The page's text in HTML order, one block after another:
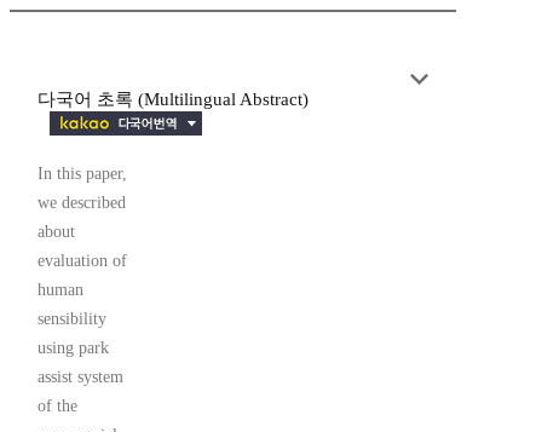
다국어 초록 (Multilingual Abstract)
In this paper,
we described
about
evaluation of
human
sensibility
using park
assist system
of the